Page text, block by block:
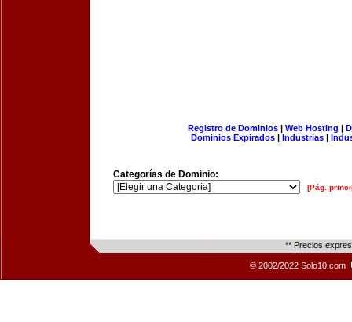
Registro de Dominios| Web Hosting |
Dominios Expirados | Industrias |
Categorías de Dominio:
[Pág.
** Precios
© 2002/2022 Solo10.com